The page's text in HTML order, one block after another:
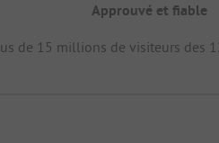
Approuvé et fiable
de 15 millions de visiteurs des